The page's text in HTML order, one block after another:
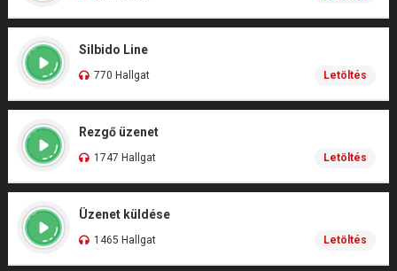
Silbido Line
770 Hallgat Letöltés
Rezgő üzenet
1747 Hallgat Letöltés
Üzenet küldése
1465 Hallgat Letöltés